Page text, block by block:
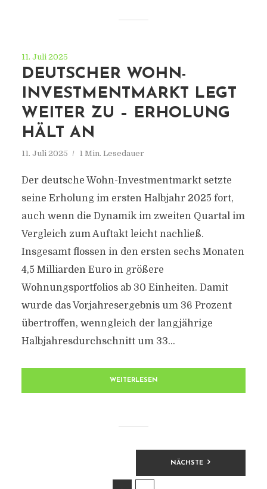
11. Juli 2025
DEUTSCHER WOHN-
INVESTMENTMARKT LEGT
WEITER ZU – ERHOLUNG
HÄLT AN
11. Juli 2025 1 Min. Lesedauer
Der deutsche Wohn-Investmentmarkt setzte
seine Erholung im ersten Halbjahr 2025 fort,
auch wenn die Dynamik im zweiten Quartal im
Vergleich zum Auftakt leicht nachließ.
Insgesamt flossen in den ersten sechs Monaten
4,5 Milliarden Euro in größere
Wohnungsportfolios ab 30 Einheiten. Damit
wurde das Vorjahresergebnis um 36 Prozent
übertroffen, wenngleich der langjährige
Halbjahresdurchschnitt um 33...
WEITERLESEN
BEITRAGSNAVIGATIONNÄCHSTE